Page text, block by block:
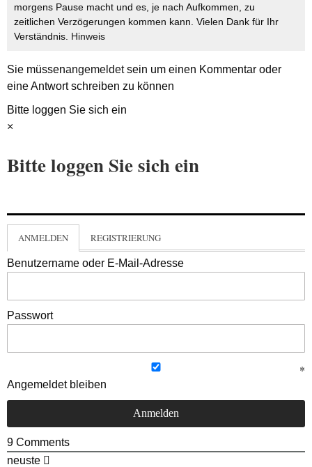
morgens Pause macht und es, je nach Aufkommen, zu
zeitlichen Verzögerungen kommen kann. Vielen Dank für Ihr
Verständnis. Hinweis
Sie müssenangemeldetsein um einen Kommentar oder
eine Antwort schreiben zu können
Bitte loggen Sie sich ein
×
Bitte loggen Sie sich ein
ANMELDEN REGISTRIERUNG
Benutzername oder E-Mail-Adresse
Passwort
Angemeldet bleiben
9 Comments
neuste